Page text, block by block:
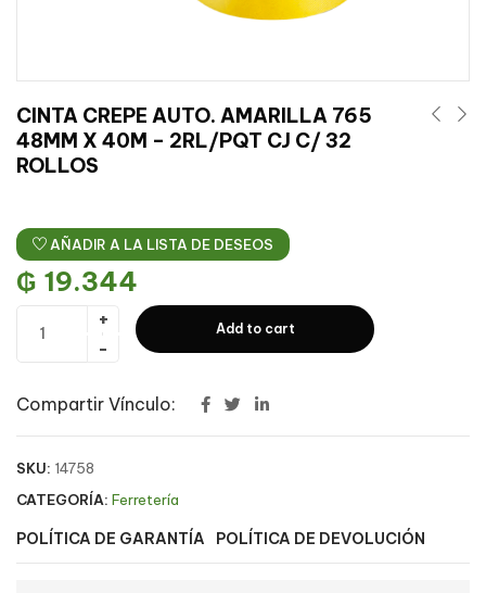
CINTA CREPE AUTO. AMARILLA 765
48MM X 40M – 2RL/PQT CJ C/ 32
ROLLOS
AÑADIR A LA LISTA DE DESEOS
₲ 19.344
Add to cart
Compartir Vínculo:
SKU: 14758
CATEGORÍA: Ferretería
POLÍTICA DE GARANTÍA POLÍTICA DE DEVOLUCIÓN